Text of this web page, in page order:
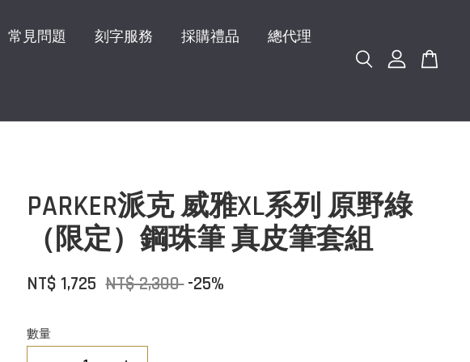
常見問題 刻字服務 採購禮品 總代理
PARKER派克 威雅XL系列 原野綠
（限定）鋼珠筆 真皮筆套組
NT$ 1,725 NT$ 2,300-25%
數量